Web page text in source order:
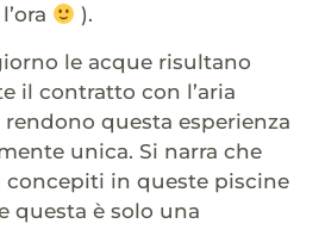
).
le acque risultano
il contratto con l’aria
questa esperienza
unica. Si narra che
in queste piscine
questa è solo una